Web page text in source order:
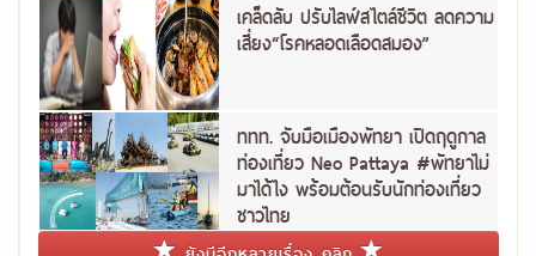
เคล็ดลับ ปรับไลฟ์สไตล์ชีวิต ลดความ
เสี่ยง“โรคหลอดเลือดสมอง”
ททท. จับมือเมืองพัทยา เปิดฤดูกาล
ท่องเที่ยว Neo Pattaya #พัทยาไม่
มาได้ไง พร้อมต้อนรับนักท่องเที่ยว
ชาวไทย